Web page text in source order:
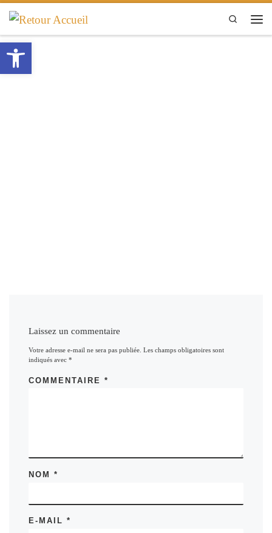
Passer au contenu
Search
Laissez un commentaire
Votre adresse e-mail ne sera pas publiée. Les champs obligatoires sont
indiqués avec*
COMMENTAIRE*
NOM*
E-MAIL*
Ouvrir la barre d’outils